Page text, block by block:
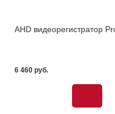
AHD видеорегистратор
6 460 pуб.